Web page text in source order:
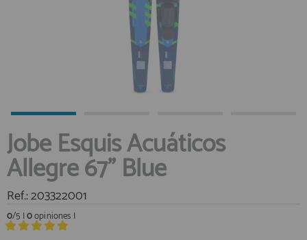
910 60 71 03
HORARIO de TIENDA:
de 10:00 a 20:00 de Lunes a Viernes
Sábados de 10:00 a 14:00
910 51 49 87
info@francobordo.com
registro profesional
Jobe Esquis Acuáticos
Allegre 67" Blue
Ref.: 203322001
0/5 |0opiniones |